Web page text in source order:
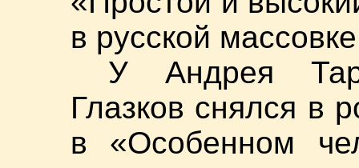
в русской
У Андрея
Глазков снялся в
в «Особенном